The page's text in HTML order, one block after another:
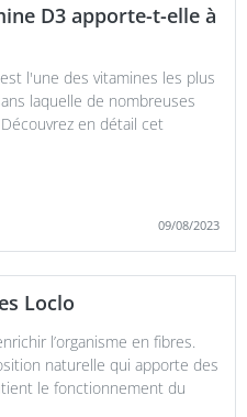
D3 apporte-t-elle à
l'une des vitamines les plus
laquelle de nombreuses
en détail cet
09/08/2023
Loclo
l’organisme en fibres.
naturelle qui apporte des
le fonctionnement du